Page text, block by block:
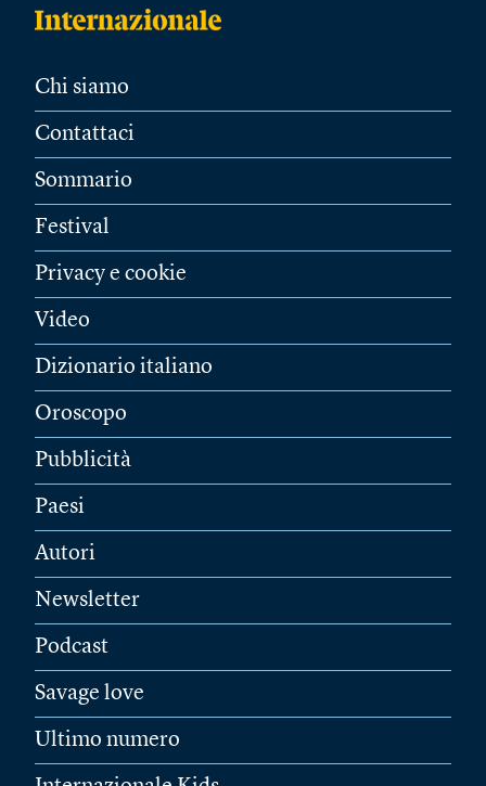
Chi siamo
Contattaci
Sommario
Festival
Privacy e cookie
Video
Dizionario italiano
Oroscopo
Pubblicità
Paesi
Autori
Newsletter
Podcast
Savage love
Ultimo numero